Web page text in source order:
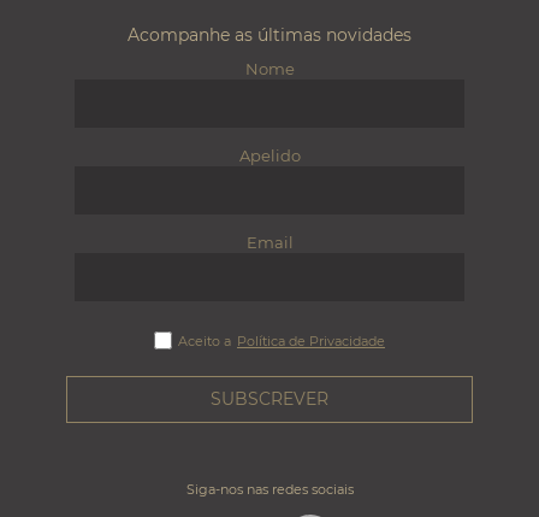
Acompanhe as últimas novidades
Nome
Apelido
Email
Aceito a Política de Privacidade
Siga-nos nas redes sociais